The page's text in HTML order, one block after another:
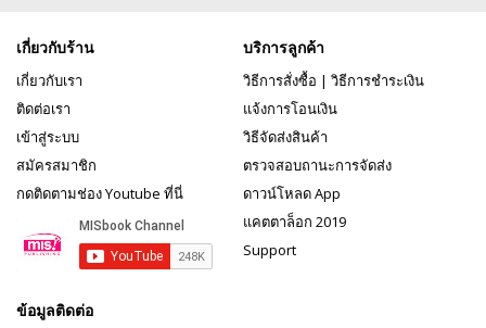
เกี่ยวกับร้าน
เกี่ยวกับเรา
ติดต่อเรา
เข้าสู่ระบบ
สมัครสมาชิก
กดติดตามช่อง Youtube ที่นี่
บริการลูกค้า
วิธีการสั่งซื้อ | วิธีการชำระเงิน
แจ้งการโอนเงิน
วิธีจัดส่งสินค้า
ตรวจสอบถานะการจัดส่ง
ดาวน์โหลด App
แคตตาล็อก 2019
Support
ข้อมูลติดต่อ